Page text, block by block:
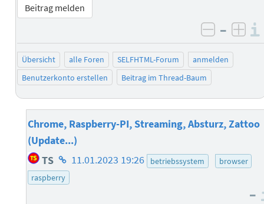
Beitrag melden
negativ
–
Übersicht alle Foren SELFHTML-Forum
anmelden
Benutzerkonto erstellen
Beitrag im Thread-Baum
Chrome, Raspberry-PI, Streaming, Absturz, Zattoo
(Update...)
TS Homepage
des
11.01.2023 19:26 betriebssystem
browser
raspberry
–